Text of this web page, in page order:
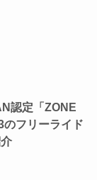
認定「ZONE
のフリーライド